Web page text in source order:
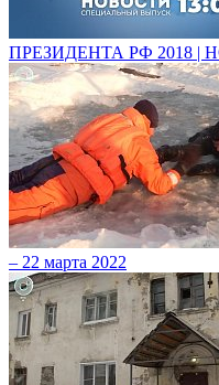
ПРЕЗИДЕНТА РФ 2018 |
– 22 марта 2022